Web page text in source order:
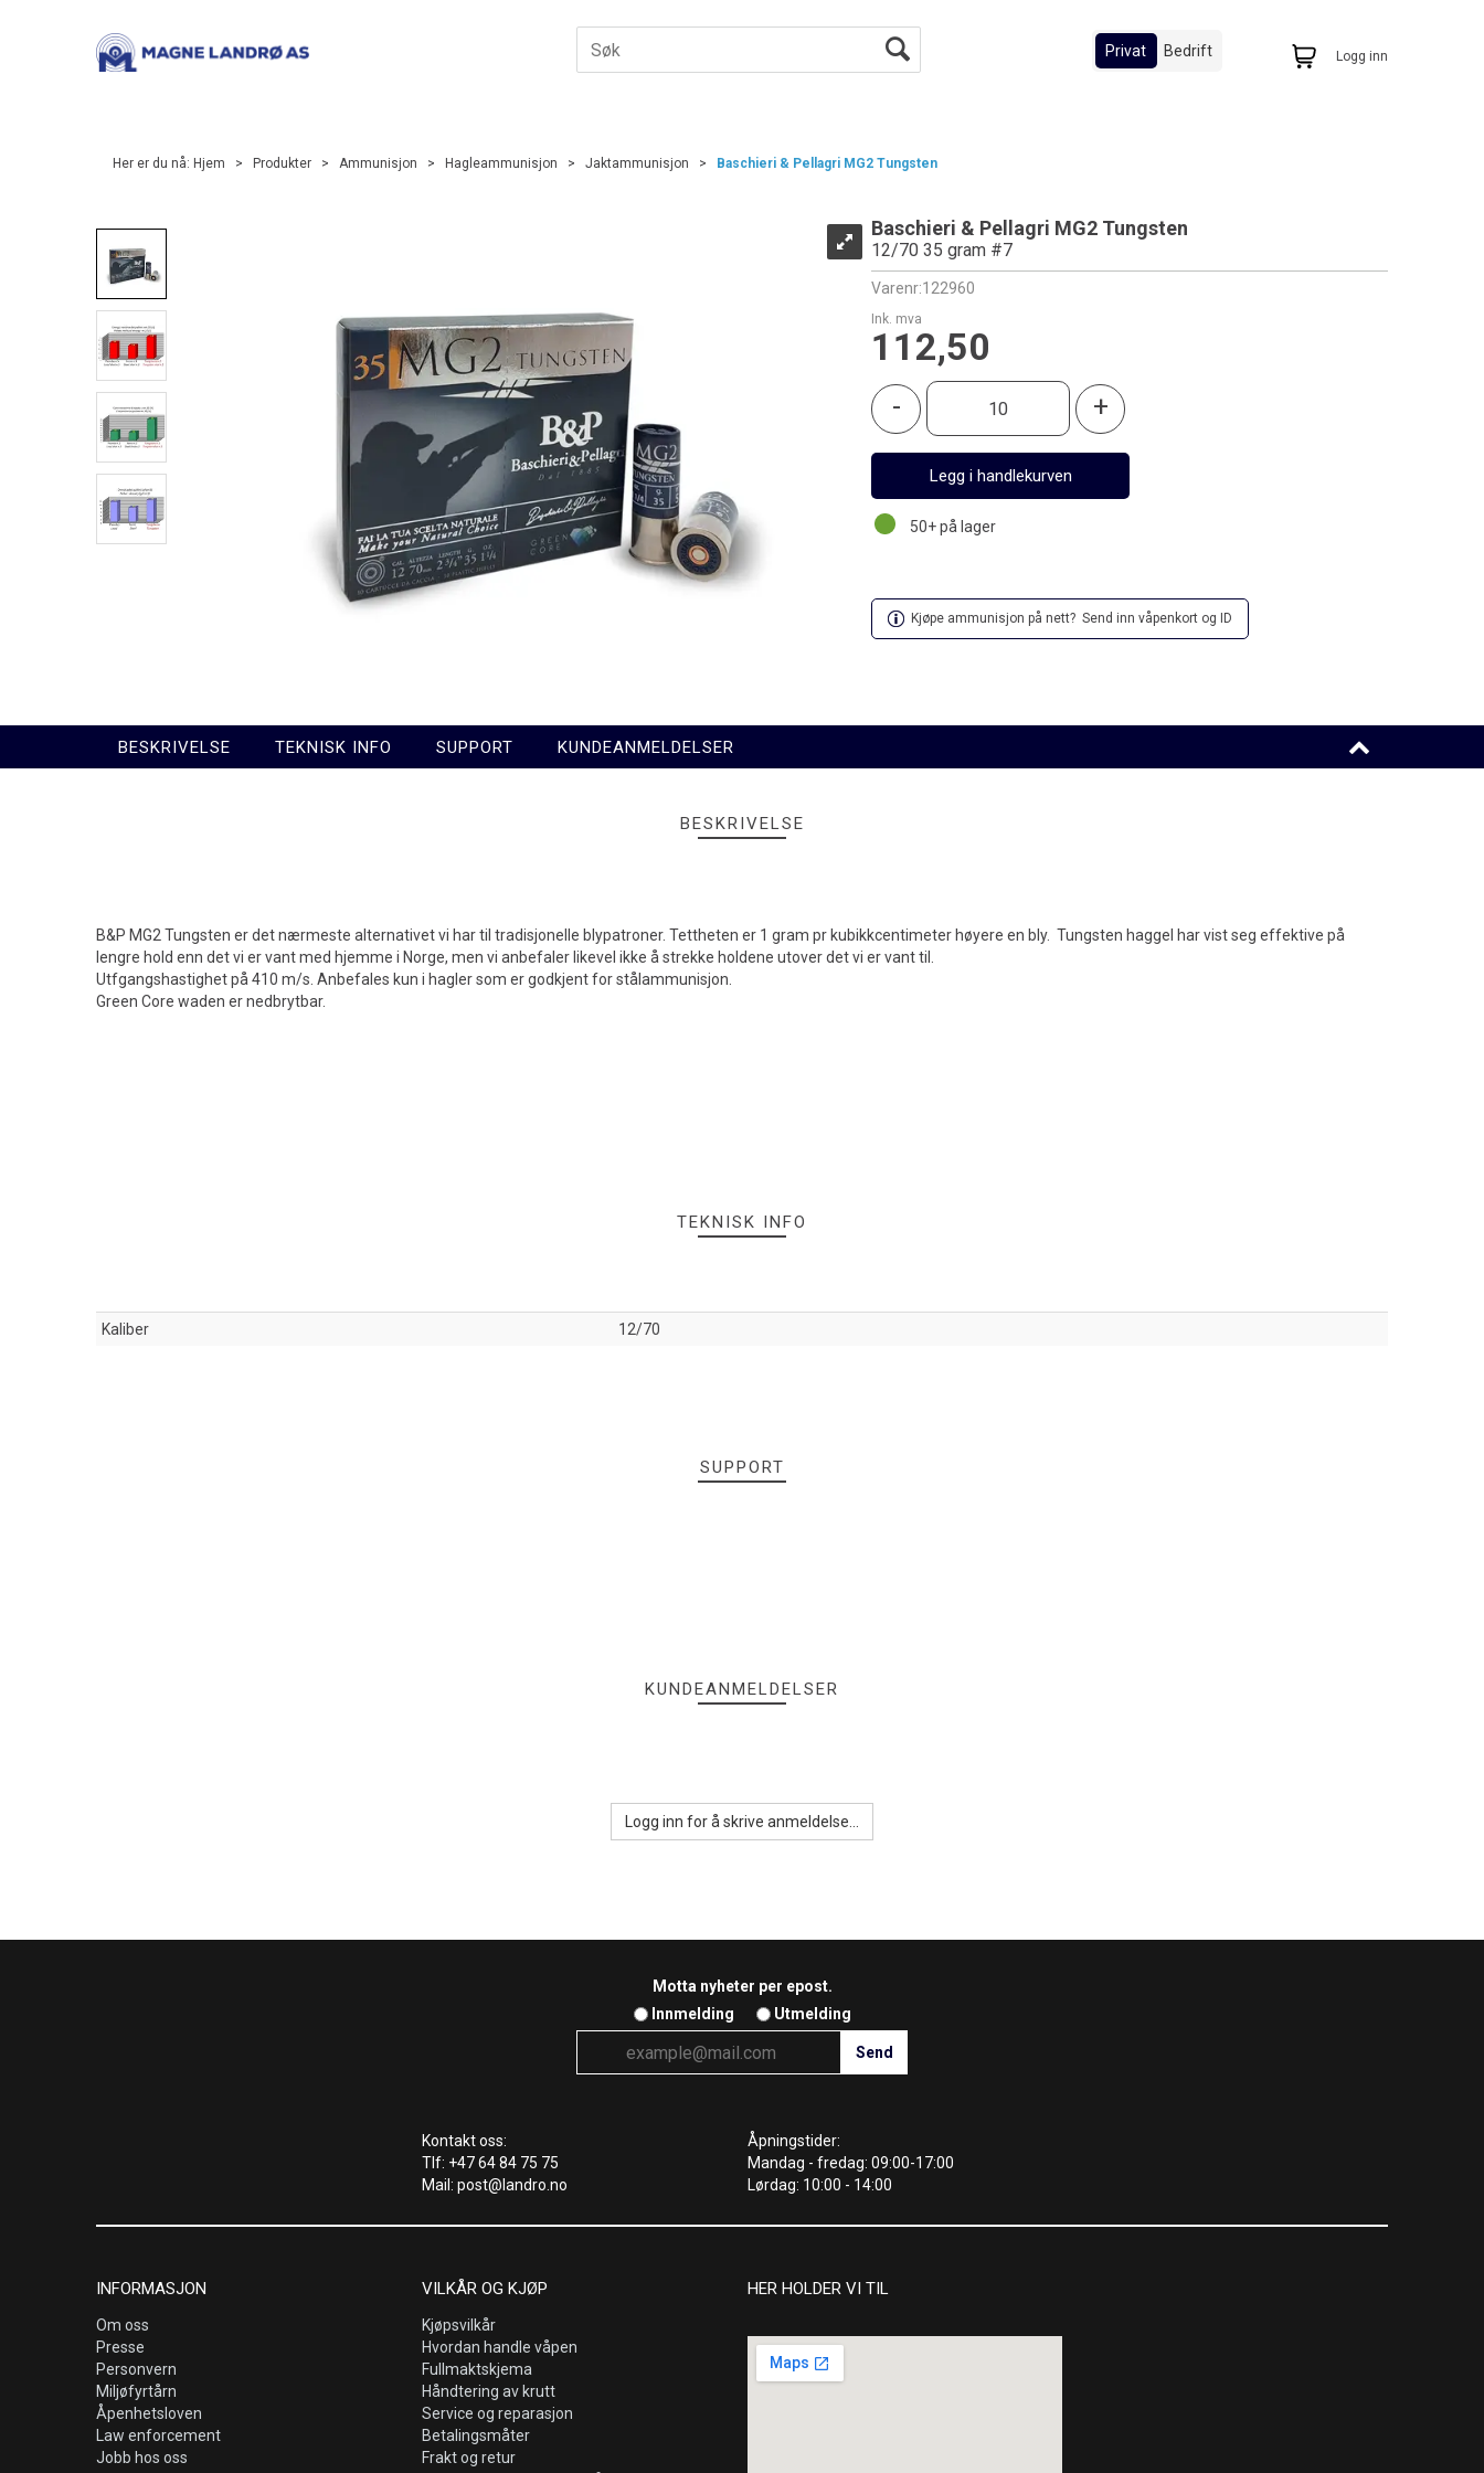
Logg inn
Privat Bedrift
Her er du nå: Hjem > Produkter > Ammunisjon > Hagleammunisjon > Jaktammunisjon > Baschieri & Pellagri MG2 Tungsten
Baschieri & Pellagri MG2 Tungsten
12/70 35 gram #7
Varenr:122960
Ink. mva
112,50
- +
50+på lager
Kjøpe ammunisjon på nett? Send inn våpenkort og ID
BESKRIVELSE TEKNISK INFO SUPPORT KUNDEANMELDELSER
BESKRIVELSE
B&P MG2 Tungsten er det nærmeste alternativet vi har til tradisjonelle blypatroner. Tettheten er 1 gram pr kubikkcentimeter høyere en bly. Tungsten haggel har vist seg effektive på
lengre hold enn det vi er vant med hjemme i Norge, men vi anbefaler likevel ikke å strekke holdene utover det vi er vant til.
Utfgangshastighet på 410 m/s. Anbefales kun i hagler som er godkjent for stålammunisjon.
Green Core waden er nedbrytbar.
TEKNISK INFO
Kaliber 12/70
SUPPORT
KUNDEANMELDELSER
Logg inn for å skrive anmeldelse...
Motta nyheter per epost.
Innmelding
Utmelding
Kontakt oss:
Tlf: +47 64 84 75 75
Mail: post@landro.no
Åpningstider:
Mandag - fredag: 09:00-17:00
Lørdag: 10:00 - 14:00
INFORMASJON
Om oss
Presse
Personvern
Miljøfyrtårn
Åpenhetsloven
Law enforcement
Jobb hos oss
VILKÅR OG KJØP
Kjøpsvilkår
Hvordan handle våpen
Fullmaktskjema
Håndtering av krutt
Service og reparasjon
Betalingsmåter
Frakt og retur
HER HOLDER VI TIL